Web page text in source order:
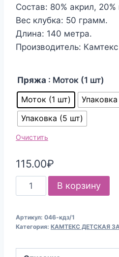
Состав: 80% акрил,
Вес клубка: 50 грамм.
Длина: 140 метра.
Производитель:
Пряжа : Моток (1 шт)
Моток (1 шт)
Упаковка (5 шт)
Очистить
115.00₽
Количество
товара
для
КАМТЕКС
В корзину
Артикул: 046-кдз/1
Категория: КАМТЕКС ДЕТСКАЯ